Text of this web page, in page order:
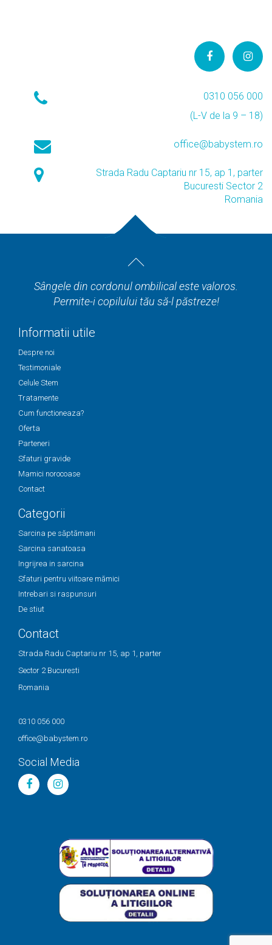
0310 056 000
(L-V de la 9 – 18)
office@babystem.ro
Strada Radu Captariu nr 15, ap 1, parter
Bucuresti Sector 2
Romania
Sângele din cordonul ombilical este valoros.
Permite-i copilului tău să-l păstreze!
Informatii utile
Despre noi
Testimoniale
Celule Stem
Tratamente
Cum functioneaza?
Oferta
Parteneri
Sfaturi gravide
Mamici norocoase
Contact
Categorii
Sarcina pe săptămani
Sarcina sanatoasa
Ingrijrea in sarcina
Sfaturi pentru viitoare mămici
Intrebari si raspunsuri
De stiut
Contact
Strada Radu Captariu nr 15, ap 1, parter
Sector 2 Bucuresti
Romania
0310 056 000
office@babystem.ro
Social Media